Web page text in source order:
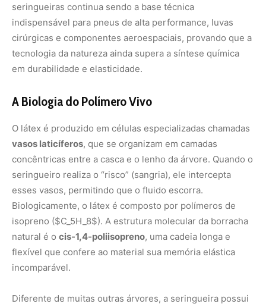
seringueiras continua sendo a base técnica
indispensável para pneus de alta performance, luvas
cirúrgicas e componentes aeroespaciais, provando que a
tecnologia da natureza ainda supera a síntese química
em durabilidade e elasticidade.
A Biologia do Polímero Vivo
O látex é produzido em células especializadas chamadas
vasos laticíferos, que se organizam em camadas
concêntricas entre a casca e o lenho da árvore. Quando o
seringueiro realiza o “risco” (sangria), ele intercepta
esses vasos, permitindo que o fluido escorra.
Biologicamente, o látex é composto por polímeros de
isopreno ($C_5H_8$). A estrutura molecular da borracha
natural é o cis-1,4-poliisopreno, uma cadeia longa e
flexível que confere ao material sua memória elástica
incomparável.
Diferente de muitas outras árvores, a seringueira possui